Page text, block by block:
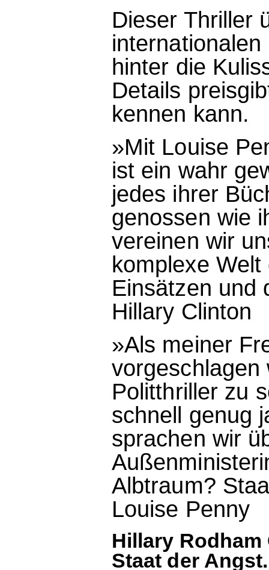
Dieser Thriller
hinter die
Details
kennen kann.
»Mit Louise
ist ein wahr
jedes ihrer
genossen wie
vereinen wir
komplexe
Einsätzen und
Hillary Clinton
»Als meiner
vorgeschlagen
Politthriller zu
schnell genug
sprachen wir
Albtraum?
Louise Penny
Hillary
Staat der Angst.